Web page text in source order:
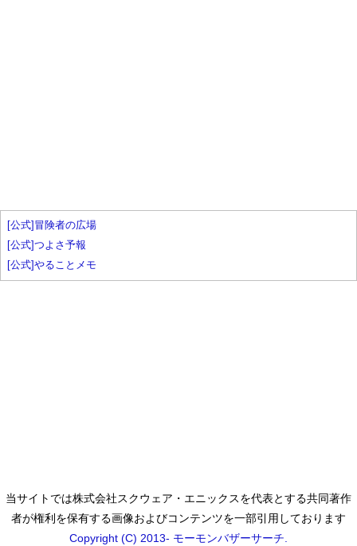
[公式]冒険者の広場
[公式]つよさ予報
[公式]やることメモ
当サイトでは株式会社スクウェア・エニックスを代表とする共同著作
者が権利を保有する画像およびコンテンツを一部引用しております
Copyright (C) 2013- モーモンバザーサーチ.